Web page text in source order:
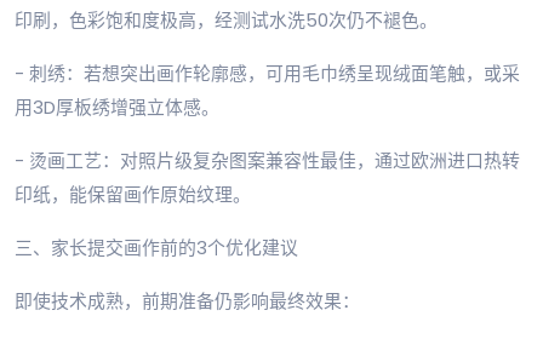
印刷，色彩饱和度极高，经测试水洗50次仍不褪色。
- 刺绣：若想突出画作轮廓感，可用毛巾绣呈现绒面笔触，或采
用3D厚板绣增强立体感。
- 烫画工艺：对照片级复杂图案兼容性最佳，通过欧洲进口热转
印纸，能保留画作原始纹理。
三、家长提交画作前的3个优化建议
即使技术成熟，前期准备仍影响最终效果：